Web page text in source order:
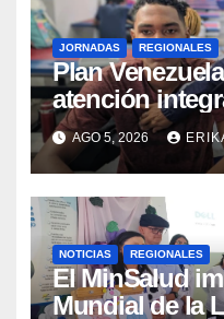
JORNADAS REGIONALES
​Plan
atención
evaluación de
Aragua
AGO 5, 2026
NOTICIAS REGIONALES
El MinSalud
Mundial de la